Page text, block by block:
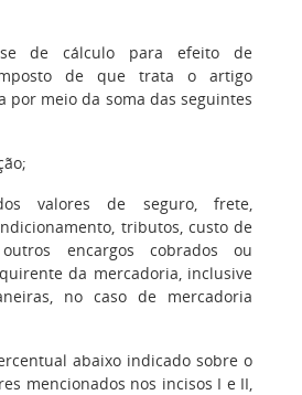
de cálculo para efeito de
de que trata o artigo
por meio da soma das seguintes
valores de seguro, frete,
tributos, custo de
encargos cobrados ou
da mercadoria, inclusive
no caso de mercadoria
abaixo indicado sobre o
mencionados nos incisos I e II,